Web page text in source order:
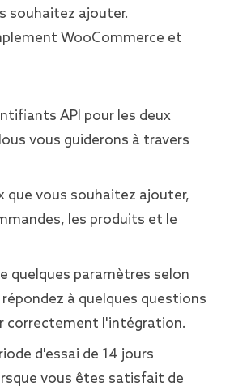
souhaitez ajouter.
WooCommerce et
API pour les deux
vous guiderons à travers
que vous souhaitez ajouter,
les produits et le
quelques paramètres selon
à quelques questions
correctement l'intégration.
d'essai de 14 jours
vous êtes satisfait de